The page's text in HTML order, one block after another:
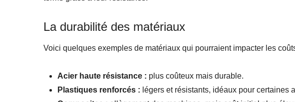
La durabilité des matériaux
Voici quelques exemples de matériaux qui pourraient impacter les
Acier haute résistance : plus coûteux mais durable.
Plastiques renforcés : légers et résistants, idéaux pour certaines